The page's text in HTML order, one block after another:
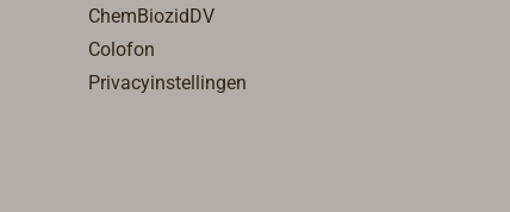
ChemBiozidDV
Colofon
Privacyinstellingen